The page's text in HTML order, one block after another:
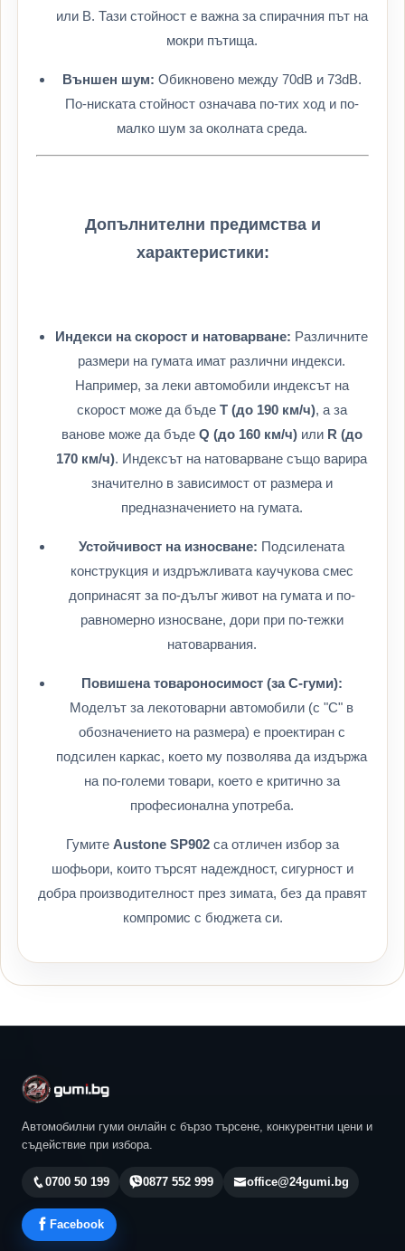
или B. Тази стойност е важна за спирачния път на
мокри пътища.
Външен шум: Обикновено между 70dB и 73dB.
По-ниската стойност означава по-тих ход и по-
малко шум за околната среда.
Допълнителни предимства и
характеристики:
Индекси на скорост и натоварване: Различните
размери на гумата имат различни индекси.
Например, за леки автомобили индексът на
скорост може да бъде T (до 190 км/ч), а за
ванове може да бъде Q (до 160 км/ч)или R (до
170 км/ч). Индексът на натоварване също варира
значително в зависимост от размера и
предназначението на гумата.
Устойчивост на износване: Подсилената
конструкция и издръжливата каучукова смес
допринасят за по-дълъг живот на гумата и по-
равномерно износване, дори при по-тежки
натоварвания.
Повишена товароносимост (за C-гуми):
Моделът за лекотоварни автомобили (с "C" в
обозначението на размера) е проектиран с
подсилен каркас, което му позволява да издържа
на по-големи товари, което е критично за
професионална употреба.
Гумите Austone SP902 са отличен избор за
шофьори, които търсят надеждност, сигурност и
добра производителност през зимата, без да правят
компромис с бюджета си.
Автомобилни гуми онлайн с бързо търсене, конкурентни цени и
съдействие при избора.
0700 50 199 0877 552 999 office@24gumi.bg
Facebook